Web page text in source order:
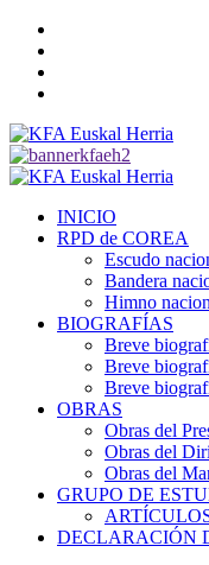
Saltar
contenido
Menú
INICIO
RPD de COREA
Escudo
Bandera
Himno
BIOGRAFÍAS
Breve
Breve
Breve
OBRAS
Obras del
Obras del
Obras del
GRUPO DE
DECLARACIÓN